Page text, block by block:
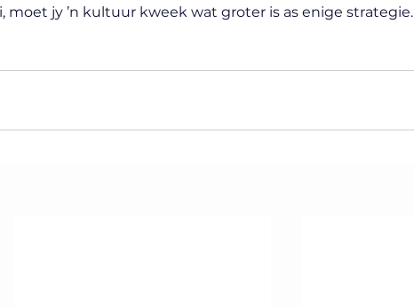
moet jy ’n kultuur kweek wat groter is as enige strategie.